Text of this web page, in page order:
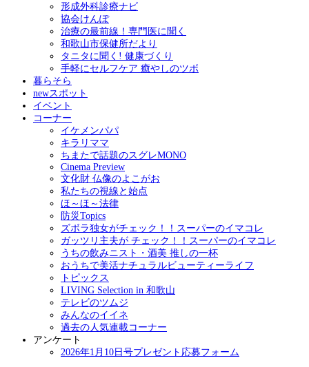
形成外科診療ナビ
協会けんぽ
治療の最前線！専門医に聞く
和歌山市保健所だより
タニタに聞く! 健康づくり
手軽にセルフケア 癒やしのツボ
暮らそら
newスポット
イベント
コーナー
イケメンパパ
キラリママ
ちまたで話題のスグレMONO
Cinema Preview
文化財 仏像のよこがお
私たちの視線と始点
ほ～ほ～法律
防災Topics
ズボラ独女がチェック！！スーパーのイマコレ
ガッツリ主夫が チェック！！スーパーのイマコレ
うちの飲みニスト・酒美 推しの一杯
おうちで美活ナチュラルビューティーライフ
トピックス
LIVING Selection in 和歌山
テレビのツムジ
みんなのイイネ
過去の人気連載コーナー
アンケート
2026年1月10日号プレゼント応募フォーム